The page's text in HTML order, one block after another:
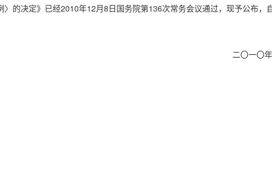
〉的决定》已经2010年12月8日国务院第136次常务会议通过，现予公布，
二〇一〇